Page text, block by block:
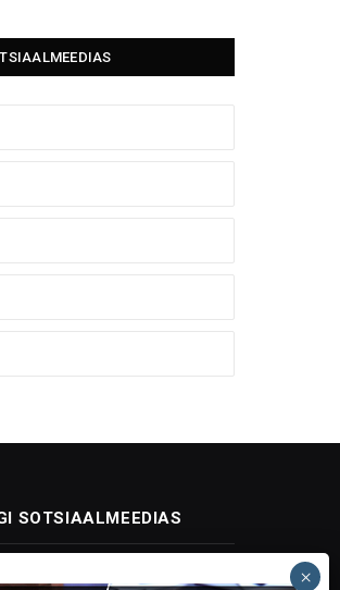
SOTSIAALMEEDIAS